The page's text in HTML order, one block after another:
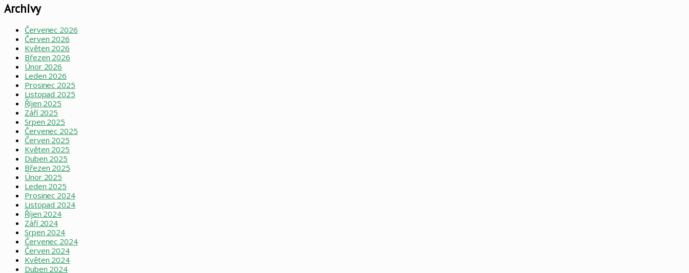
Archivy
Červenec 2026
Červen 2026
Květen 2026
Březen 2026
Únor 2026
Leden 2026
Prosinec 2025
Listopad 2025
Říjen 2025
Září 2025
Srpen 2025
Červenec 2025
Červen 2025
Květen 2025
Duben 2025
Březen 2025
Únor 2025
Leden 2025
Prosinec 2024
Listopad 2024
Říjen 2024
Září 2024
Srpen 2024
Červenec 2024
Červen 2024
Květen 2024
Duben 2024